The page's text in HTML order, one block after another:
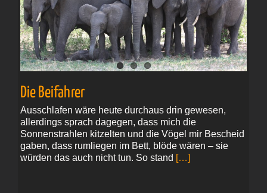
Die Beifahrer
Ausschlafen wäre heute durchaus drin gewesen,
allerdings sprach dagegen, dass mich die
Sonnenstrahlen kitzelten und die Vögel mir Bescheid
gaben, dass rumliegen im Bett, blöde wären – sie
würden das auch nicht tun. So stand […]